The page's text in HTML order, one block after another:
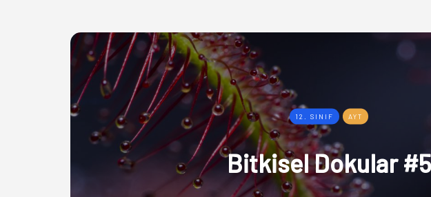
12. SINIF AYT
Bitkisel Dokular #5